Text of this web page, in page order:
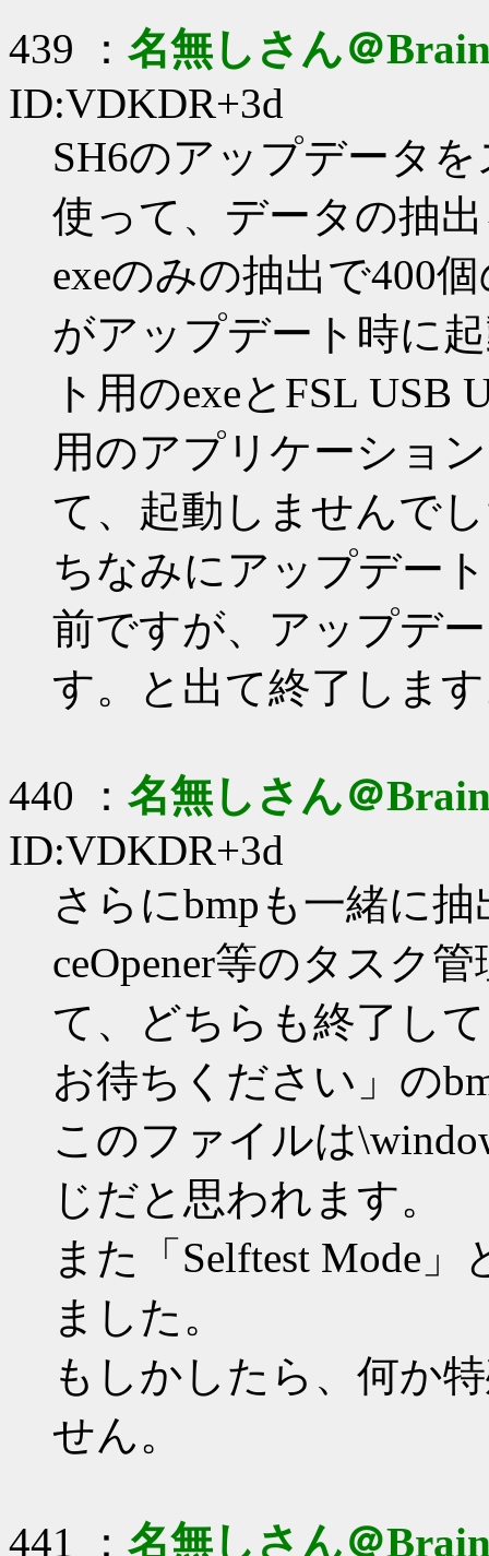
439 ： 名無しさん＠
ID:VDKDR+3d
SH6のアップデータ
使って、データの抽
exeのみの抽出で400
がアップデート時に
ト用のexeとFSL USB
用のアプリケーショ
て、起動しませんで
ちなみにアップデー
前ですが、アップデ
す。と出て終了しま
440 ： 名無しさん＠
ID:VDKDR+3d
さらにbmpも一緒に
ceOpener等のタスク
て、どちらも終了し
お待ちください」の
このファイルは
じだと思われます。
また「Selftest Mode
ました。
もしかしたら、何か
せん。
441 ： 名無しさん＠